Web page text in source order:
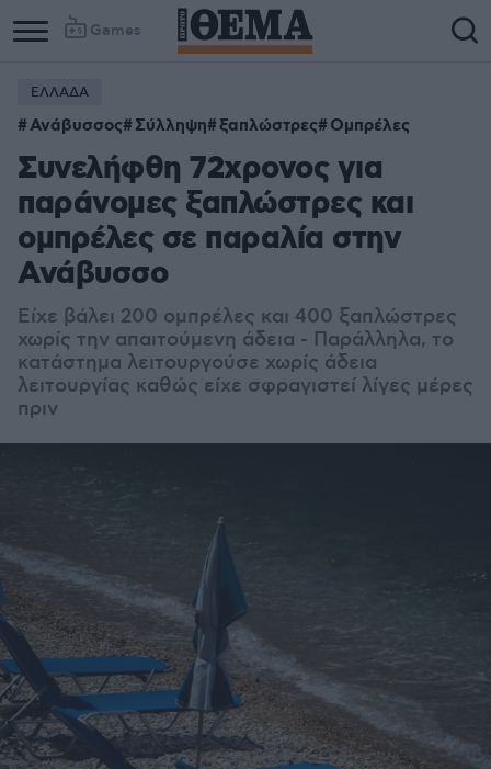
Games
ΕΛΛΑΔΑ
Ανάβυσσος Σύλληψη ξαπλώστρες Ομπρέλες
Συνελήφθη 72χρονος για
παράνομες ξαπλώστρες και
ομπρέλες σε παραλία στην
Ανάβυσσο
Είχε βάλει 200 ομπρέλες και 400 ξαπλώστρες
χωρίς την απαιτούμενη άδεια - Παράλληλα, το
κατάστημα λειτουργούσε χωρίς άδεια
λειτουργίας καθώς είχε σφραγιστεί λίγες μέρες
πριν